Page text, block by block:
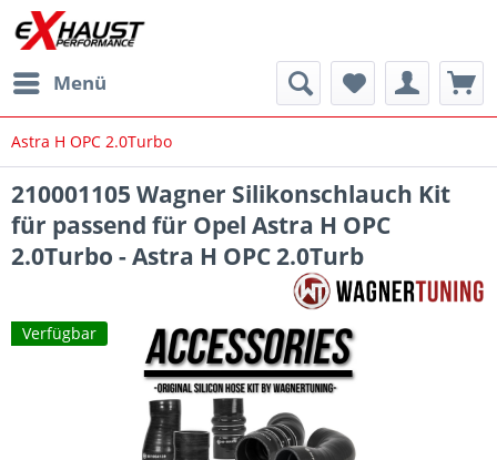
Menü
Astra H OPC 2.0Turbo
210001105 Wagner Silikonschlauch Kit
für passend für Opel Astra H OPC
2.0Turbo - Astra H OPC 2.0Turb
Verfügbar